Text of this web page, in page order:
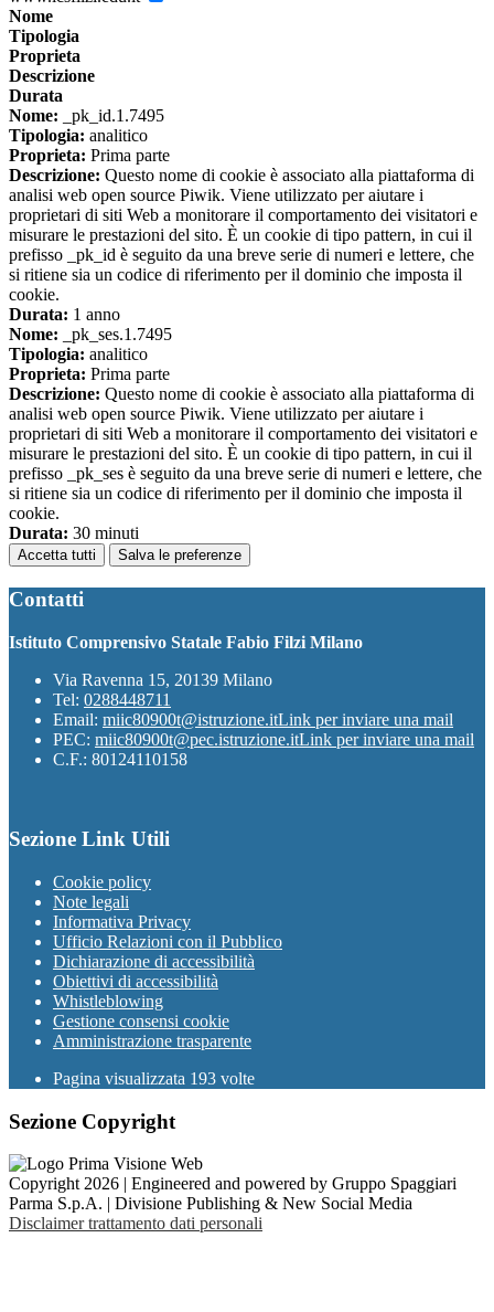
Nome
Tipologia
Proprieta
Descrizione
Durata
Nome: _pk_id.1.7495
Tipologia: analitico
Proprieta: Prima parte
Descrizione: Questo nome di cookie è associato alla piattaforma di
analisi web open source Piwik. Viene utilizzato per aiutare i
proprietari di siti Web a monitorare il comportamento dei visitatori e
misurare le prestazioni del sito. È un cookie di tipo pattern, in cui il
prefisso _pk_id è seguito da una breve serie di numeri e lettere, che
si ritiene sia un codice di riferimento per il dominio che imposta il
cookie.
Durata: 1 anno
Nome: _pk_ses.1.7495
Tipologia: analitico
Proprieta: Prima parte
Descrizione: Questo nome di cookie è associato alla piattaforma di
analisi web open source Piwik. Viene utilizzato per aiutare i
proprietari di siti Web a monitorare il comportamento dei visitatori e
misurare le prestazioni del sito. È un cookie di tipo pattern, in cui il
prefisso _pk_ses è seguito da una breve serie di numeri e lettere, che
si ritiene sia un codice di riferimento per il dominio che imposta il
cookie.
Durata: 30 minuti
Accetta tutti Salva le preferenze
Contatti
Istituto Comprensivo Statale Fabio Filzi Milano
Via Ravenna 15, 20139 Milano
Tel: 0288448711
Email: miic80900t@istruzione.itLink per inviare una mail
PEC: miic80900t@pec.istruzione.itLink per inviare una mail
C.F.: 80124110158
Sezione Link Utili
Cookie policy
Note legali
Informativa Privacy
Ufficio Relazioni con il Pubblico
Dichiarazione di accessibilità
Obiettivi di accessibilità
Whistleblowing
Gestione consensi cookie
Amministrazione trasparente
Pagina visualizzata 193 volte
Sezione Copyright
Copyright 2026 | Engineered and powered by Gruppo Spaggiari
Parma S.p.A. | Divisione Publishing & New Social Media
Disclaimer trattamento dati personali